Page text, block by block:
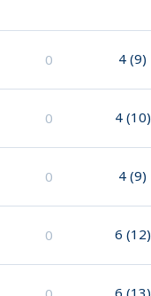
0 4 (9)
0 4 (10)
0 4 (9)
0 6 (12)
6 (13)